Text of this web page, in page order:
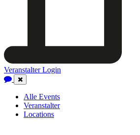
Veranstalter Login
Close
Navigation
Alle Events
Veranstalter
Locations